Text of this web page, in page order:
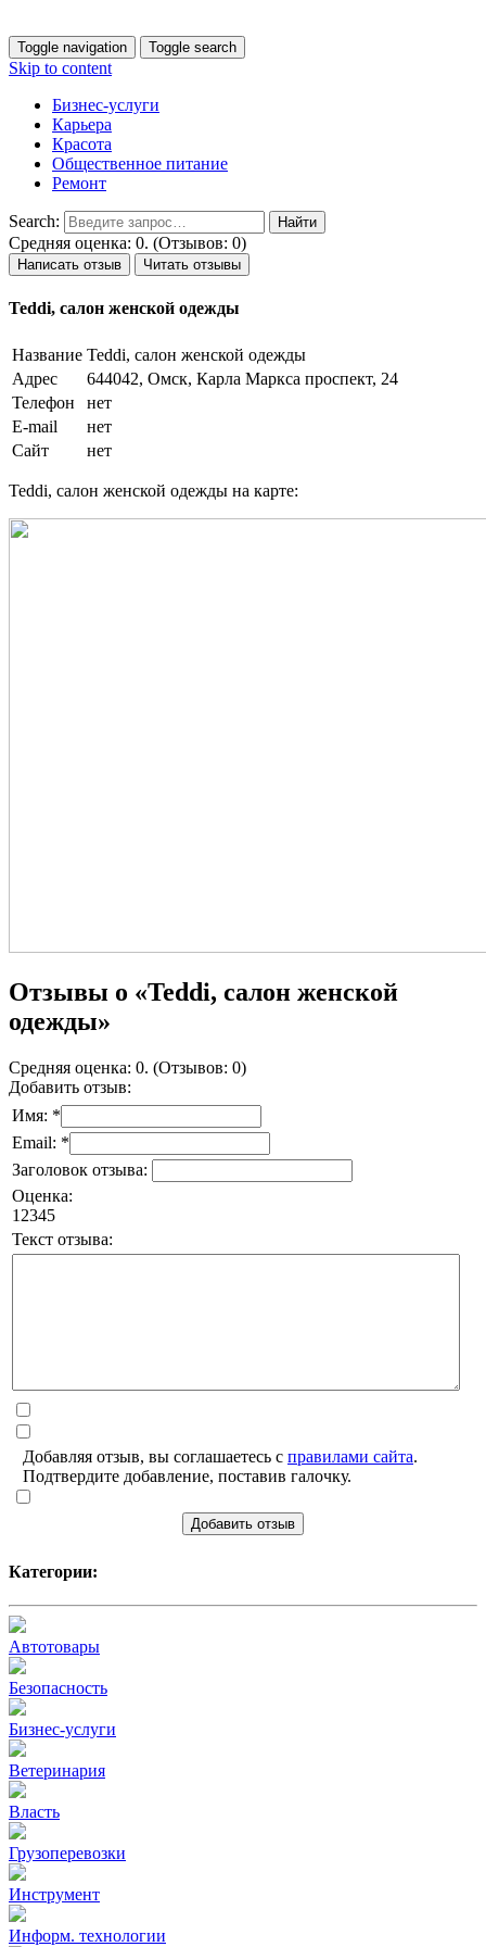
Toggle navigation Toggle search
Skip to content
Бизнес-услуги
Карьера
Красота
Общественное питание
Ремонт
Search:
Средняя оценка: 0. (Отзывов: 0)
Написать отзыв Читать отзывы
Teddi, салон женской одежды
Название Teddi, салон женской одежды
Адрес
644042, Омск, Карла Маркса проспект, 24
Телефон
нет
E-mail
нет
Сайт
нет
Teddi, салон женской одежды на карте:
Отзывы о «Teddi, салон женской
одежды»
Средняя оценка: 0. (Отзывов: 0)
Добавить отзыв:
Имя: *
Email: *
Заголовок отзыва:
Оценка:
1 2345
Текст отзыва:
Добавляя отзыв, вы соглашаетесь с правилами сайта.
Подтвердите добавление, поставив галочку.
Добавить отзыв
Категории:
Автотовары
Безопасность
Бизнес-услуги
Ветеринария
Власть
Грузоперевозки
Инструмент
Информ. технологии